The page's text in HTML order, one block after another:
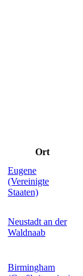
Ort
Eugene
(Vereinigte
Staaten)
Neustadt an der
Waldnaab
Birmingham